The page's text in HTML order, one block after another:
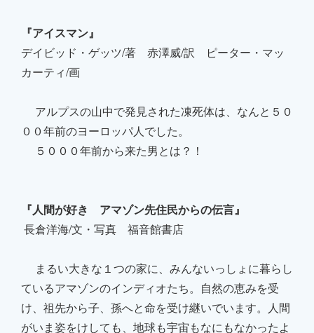
『アイスマン』
デイビッド・ゲッツ/著 赤澤威/訳 ピーター・マッ
カーティ/画
アルプスの山中で発見された凍死体は、なんと５０
００年前のヨーロッパ人でした。
５０００年前から来た男とは？！
『人間が好き アマゾン先住民からの伝言』
長倉洋海/文・写真 福音館書店
まるい大きな１つの家に、みんないっしょに暮らし
ているアマゾンのインディオたち。自然の恵みを受
け、祖先から子、孫へと命を受け継いでいます。人間
がいま姿をけしても、地球も宇宙もなにもなかったよ